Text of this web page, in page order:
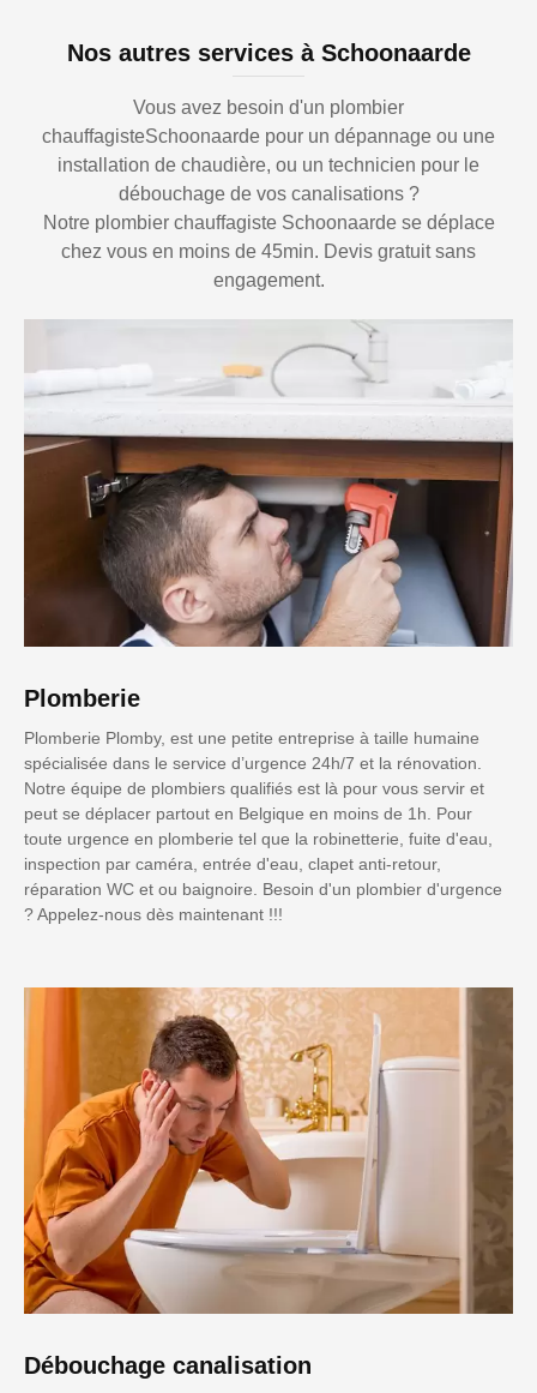
Nos autres services à Schoonaarde
Vous avez besoin d'un plombier
chauffagisteSchoonaarde pour un dépannage ou une
installation de chaudière, ou un technicien pour le
débouchage de vos canalisations ?
Notre plombier chauffagiste Schoonaarde se déplace
chez vous en moins de 45min. Devis gratuit sans
engagement.
Plomberie
Plomberie Plomby, est une petite entreprise à taille humaine
spécialisée dans le service d’urgence 24h/7 et la rénovation.
Notre équipe de plombiers qualifiés est là pour vous servir et
peut se déplacer partout en Belgique en moins de 1h. Pour
toute urgence en plomberie tel que la robinetterie, fuite d'eau,
inspection par caméra, entrée d'eau, clapet anti-retour,
réparation WC et ou baignoire. Besoin d'un plombier d'urgence
? Appelez-nous dès maintenant !!!
Débouchage canalisation